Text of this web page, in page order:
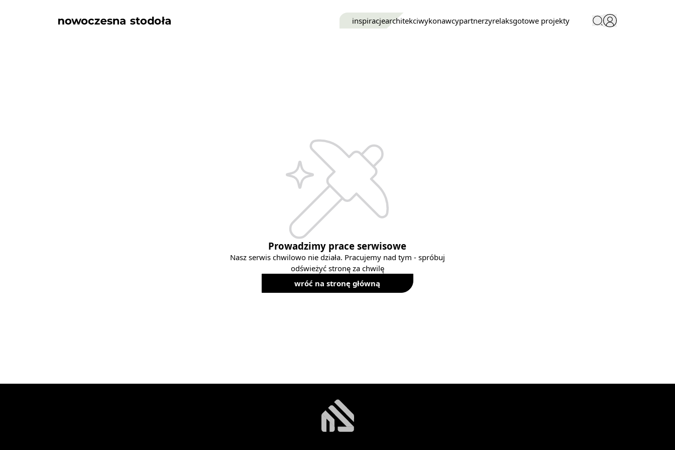
inspiracjearchitekciwykonawcypartnerzyrelaksgotowe projekty
Prowadzimy prace serwisowe
Nasz serwis chwilowo nie działa. Pracujemy nad tym - spróbuj
odświeżyć stronę za chwilę
wróć na stronę główną